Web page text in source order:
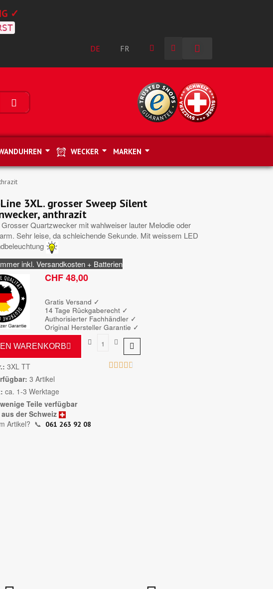
✓
DE FR
WECKER MARKEN
3XL. grosser Sweep Silent
anthrazit
Quartzwecker mit wahlweiser lauter Melodie oder
Sehr leise, da schleichende Sekunde. Mit weissem LED
inkl. Versandkosten + Batterien
CHF 48,00
Gratis Versand ✓
14 Tage Rückgaberecht ✓
Authorisierter Fachhändler ✓
Original Hersteller Garantie ✓
WARENKORB
3XL TT
3 Artikel
ca. 1-3 Werktage
    
Teile verfügbar
der Schweiz
Artikel? 📞 061 263 92 08